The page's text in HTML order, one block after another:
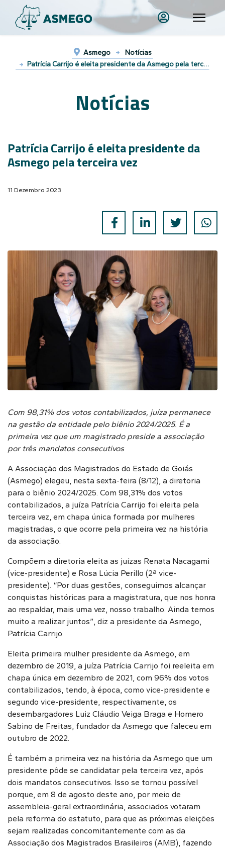
Notícias
Asmego
Notícias
Patrícia Carrijo é eleita presidente da Asmego pela terceira vez
Patrícia Carrijo é eleita presidente da
Asmego pela terceira vez
11 Dezembro 2023
Com 98,31% dos votos contabilizados, juíza permanece
na gestão da entidade pelo biênio 2024/2025. É a
primeira vez que um magistrado preside a associação
por três mandatos consecutivos
A Associação dos Magistrados do Estado de Goiás
(Asmego) elegeu, nesta sexta-feira (8/12), a diretoria
para o biênio 2024/2025. Com 98,31% dos votos
contabilizados, a juíza Patrícia Carrijo foi eleita pela
terceira vez, em chapa única formada por mulheres
magistradas, o que ocorre pela primeira vez na história
da associação.
Compõem a diretoria eleita as juízas Renata Nacagami
(vice-presidente) e Rosa Lúcia Perillo (2ª vice-
presidente). “Por duas gestões, conseguimos alcançar
conquistas históricas para a magistratura, que nos honra
ao respaldar, mais uma vez, nosso trabalho. Ainda temos
muito a realizar juntos”, diz a presidente da Asmego,
Patrícia Carrijo.
Eleita primeira mulher presidente da Asmego, em
dezembro de 2019, a juíza Patrícia Carrijo foi reeleita em
chapa única em dezembro de 2021, com 96% dos votos
contabilizados, tendo, à época, como vice-presidente e
segundo vice-presidente, respectivamente, os
desembargadores Luiz Cláudio Veiga Braga e Homero
Sabino de Freitas, fundador da Asmego que faleceu em
outubro de 2022.
É também a primeira vez na história da Asmego que um
presidente pôde se candidatar pela terceira vez, após
dois mandatos consecutivos. Isso se tornou possível
porque, em 8 de agosto deste ano, por meio de
assembleia-geral extraordinária, associados votaram
pela reforma do estatuto, para que as próximas eleições
sejam realizadas concomitantemente com as da
Associação dos Magistrados Brasileiros (AMB), fazendo